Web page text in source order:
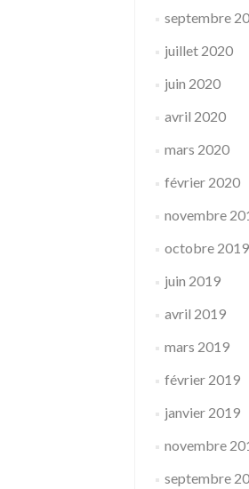
septembre
juillet 2020
juin 2020
avril 2020
mars 2020
février 2020
novembre
octobre 2019
juin 2019
avril 2019
mars 2019
février 2019
janvier 2019
novembre
septembre